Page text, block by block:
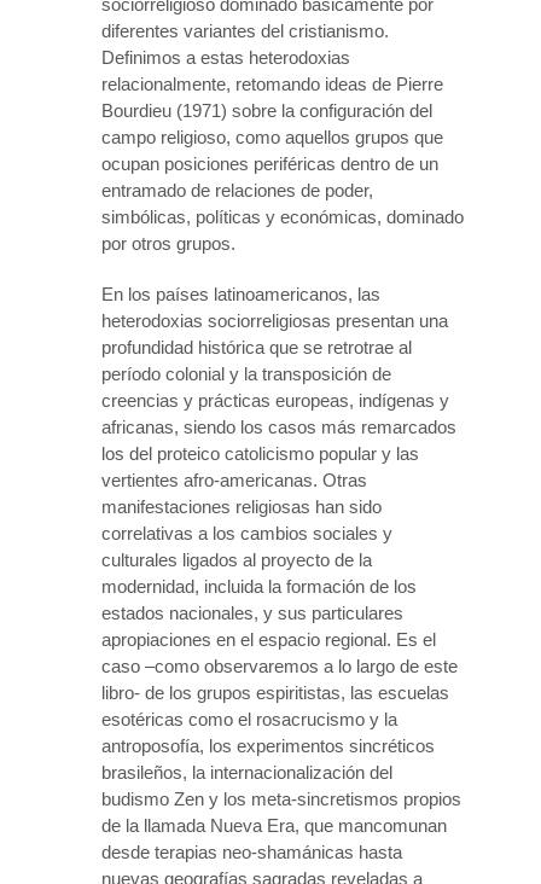
diferentes variantes del cristianismo.
Definimos a estas heterodoxias
relacionalmente, retomando ideas de Pierre
Bourdieu (1971) sobre la configuración del
campo religioso, como aquellos grupos que
ocupan posiciones periféricas dentro de un
entramado de relaciones de poder,
simbólicas, políticas y económicas, dominado
por otros grupos.
En los países latinoamericanos, las
heterodoxias sociorreligiosas presentan una
profundidad histórica que se retrotrae al
período colonial y la transposición de
creencias y prácticas europeas, indígenas y
africanas, siendo los casos más remarcados
los del proteico catolicismo popular y las
vertientes afro-americanas. Otras
manifestaciones religiosas han sido
correlativas a los cambios sociales y
culturales ligados al proyecto de la
modernidad, incluida la formación de los
estados nacionales, y sus particulares
apropiaciones en el espacio regional. Es el
caso –como observaremos a lo largo de este
libro- de los grupos espiritistas, las escuelas
esotéricas como el rosacrucismo y la
antroposofía, los experimentos sincréticos
brasileños, la internacionalización del
budismo Zen y los meta-sincretismos propios
de la llamada Nueva Era, que mancomunan
desde terapias neo-shamánicas hasta
nuevas geografías sagradas reveladas a